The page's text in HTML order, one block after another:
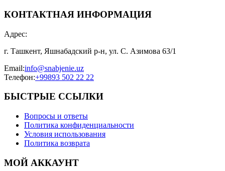
КОНТАКТНАЯ ИНФОРМАЦИЯ
Адрес:
г. Ташкент, Яшнабадский р-н, ул. С. Азимова 63/1
Email:info@snabjenie.uz
Телефон:+99893 502 22 22
БЫСТРЫЕ ССЫЛКИ
Вопросы и ответы
Политика конфиденциальности
Условия использования
Политика возврата
МОЙ АККАУНТ